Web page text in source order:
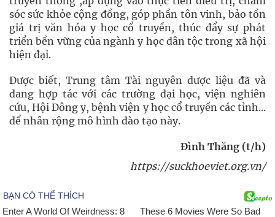
sóc sức khỏe cộng đồng, góp phần tôn vinh, bảo tồn
giá trị văn hóa y học cổ truyền, thúc đẩy sự phát
triển bền vững của ngành y học dân tộc trong xã hội
hiện đại.
Được biết, Trung tâm Tài nguyên dược liệu đã và
đang hợp tác với các trường đại học, viện nghiên
cứu, Hội Đông y, bệnh viện y học cổ truyền các tỉnh...
để nhân rộng mô hình đào tạo này.
Đình Thăng (t/h)
https://suckhoeviet.org.vn/